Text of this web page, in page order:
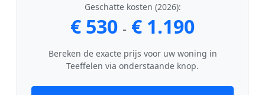
Geschatte kosten (2026):
€ 530 - € 1.190
Bereken de exacte prijs voor uw woning in
Teeffelen via onderstaande knop.